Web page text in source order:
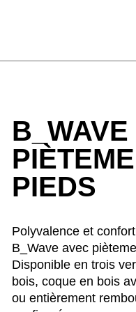
du monde()
(RO)
(RU)
tchèque
(SG)
(SK)
(SI)
(CH)
B_WAVE
PIEDS
Polyvalence et
B_Wave avec
Disponible en trois
bois, coque en bois
ou entièrement